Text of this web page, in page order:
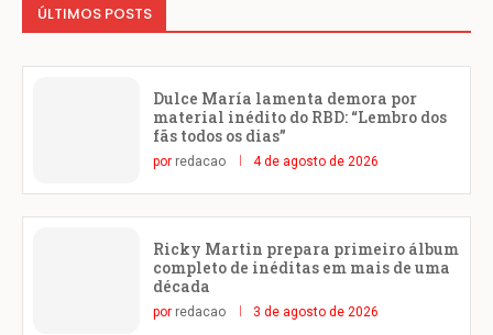
ÚLTIMOS POSTS
Dulce María lamenta demora por
material inédito do RBD: “Lembro dos
fãs todos os dias”
por redacao 4 de agosto de 2026
Ricky Martin prepara primeiro álbum
completo de inéditas em mais de uma
década
por redacao 3 de agosto de 2026